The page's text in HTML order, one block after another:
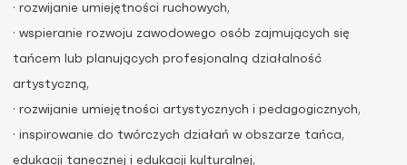
· rozwijanie umiejętności ruchowych,
· wspieranie rozwoju zawodowego osób zajmujących się
tańcem lub planujących profesjonalną działalność
artystyczną,
· rozwijanie umiejętności artystycznych i pedagogicznych,
· inspirowanie do twórczych działań w obszarze tańca,
edukacji tanecznej i edukacji kulturalnej,